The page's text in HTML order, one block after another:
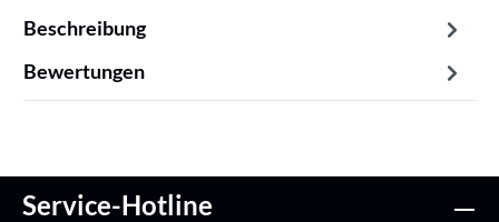
Beschreibung
Bewertungen
Service-Hotline